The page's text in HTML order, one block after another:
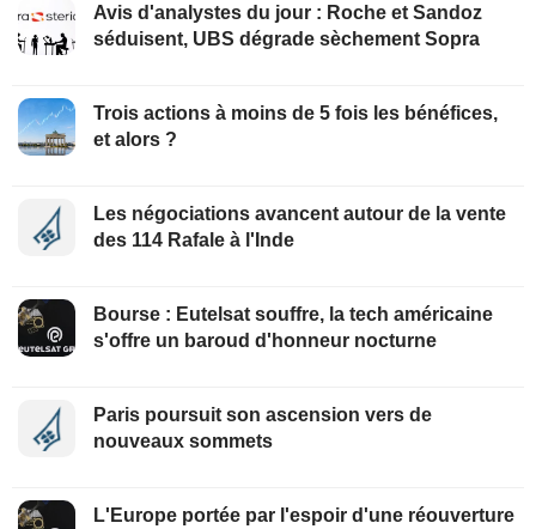
Avis d'analystes du jour : Roche et Sandoz
séduisent, UBS dégrade sèchement Sopra
Trois actions à moins de 5 fois les bénéfices,
et alors ?
Les négociations avancent autour de la vente
des 114 Rafale à l'Inde
Bourse : Eutelsat souffre, la tech américaine
s'offre un baroud d'honneur nocturne
Paris poursuit son ascension vers de
nouveaux sommets
L'Europe portée par l'espoir d'une réouverture